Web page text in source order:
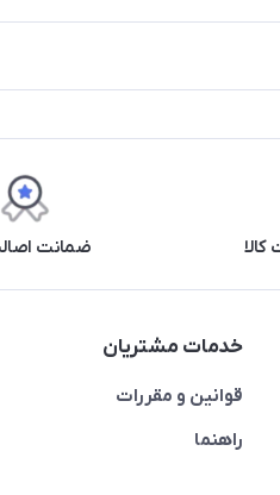
ضمانت
خدمات مشتریان
قوانین و مقررات
راهنما